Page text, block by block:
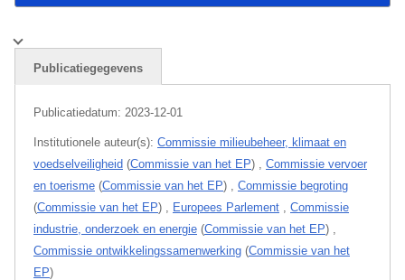
Publicatiegegevens
Publicatiedatum: 2023-12-01
Institutionele auteur(s): Commissie milieubeheer, klimaat en
voedselveiligheid (Commissie van het EP)
Commissie vervoer
en toerisme (Commissie van het EP)
Commissie begroting
(Commissie van het EP) Europees Parlement
Commissie
industrie, onderzoek en energie (Commissie van het EP)
Commissie ontwikkelingssamenwerking (Commissie van het
EP)